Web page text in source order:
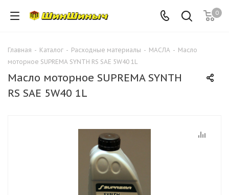
0
Главная - Каталог - Расходные материалы - МАСЛА - Масло
моторное SUPREMA SYNTH RS SAE 5W40 1L
Масло моторное SUPREMA SYNTH
RS SAE 5W40 1L